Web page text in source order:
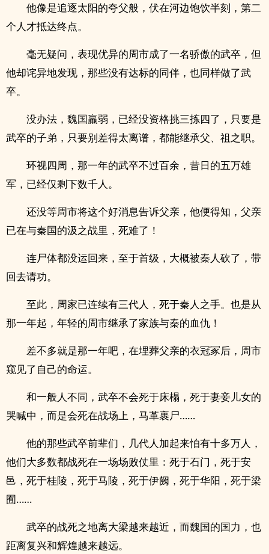
他像是追逐太阳的夸父般，伏在河边饱饮半刻，第二
个人才抵达终点。
毫无疑问，表现优异的周市成了一名骄傲的武卒，但
他却诧异地发现，那些没有达标的同伴，也同样做了武
卒。
没办法，魏国羸弱，已经没资格挑三拣四了，只要是
武卒的子弟，只要别差得太离谱，都能继承父、祖之职。
环视四周，那一年的武卒不过百余，昔日的五万雄
军，已经仅剩下数千人。
还没等周市将这个好消息告诉父亲，他便得知，父亲
已在与秦国的汲之战里，死难了！
连尸体都没运回来，至于首级，大概被秦人砍了，带
回去请功。
至此，周家已连续有三代人，死于秦人之手。也是从
那一年起，年轻的周市继承了家族与秦的血仇！
差不多就是那一年吧，在埋葬父亲的衣冠冢后，周市
窥见了自己的命运。
和一般人不同，武卒不会死于床榻，死于妻妾儿女的
哭喊中，而是会死在战场上，马革裹尸……
他的那些武卒前辈们，几代人加起来怕有十多万人，
他们大多数都战死在一场场败仗里：死于石门，死于安
邑，死于桂陵，死于马陵，死于伊阙，死于华阳，死于梁
囿……
武卒的战死之地离大梁越来越近，而魏国的国力，也
距离复兴和辉煌越来越远。